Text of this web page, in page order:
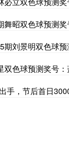
舞昭双色球预测
期刘景明双色球
双色球预测奖号
手，节后首日